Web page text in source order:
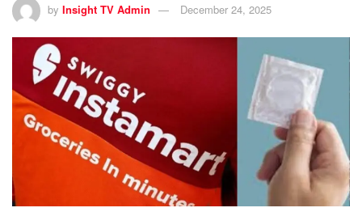
by Insight TV Admin December 24, 2025